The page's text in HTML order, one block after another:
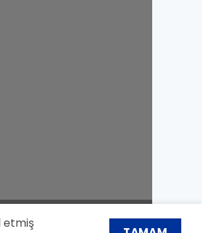
etmiş